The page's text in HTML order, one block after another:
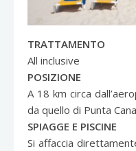
TRATTAMENTO
All inclusive
POSIZIONE
A 18 km circa
da quello di Punta
SPIAGGE E PISCINE
Si affaccia